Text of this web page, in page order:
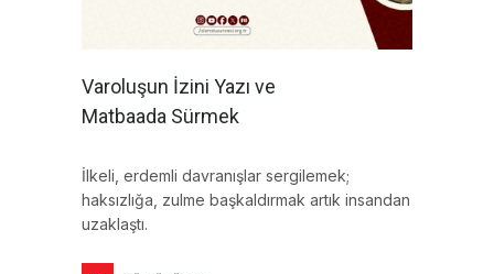
Varoluşun İzini Yazı ve
Matbaada Sürmek
İlkeli, erdemli davranışlar sergilemek;
haksızlığa, zulme başkaldırmak artık insandan
uzaklaştı.